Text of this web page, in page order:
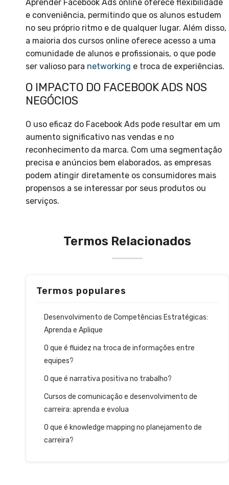
Aprender Facebook Ads online oferece flexibilidade
e conveniência, permitindo que os alunos estudem
no seu próprio ritmo e de qualquer lugar. Além disso,
a maioria dos cursos online oferece acesso a uma
comunidade de alunos e profissionais, o que pode
ser valioso para networking e troca de experiências.
O IMPACTO DO FACEBOOK ADS NOS
NEGÓCIOS
O uso eficaz do Facebook Ads pode resultar em um
aumento significativo nas vendas e no
reconhecimento da marca. Com uma segmentação
precisa e anúncios bem elaborados, as empresas
podem atingir diretamente os consumidores mais
propensos a se interessar por seus produtos ou
serviços.
Termos Relacionados
Termos populares
Desenvolvimento de Competências Estratégicas:
Aprenda e Aplique
O que é fluidez na troca de informações entre
equipes?
O que é narrativa positiva no trabalho?
Cursos de comunicação e desenvolvimento de
carreira: aprenda e evolua
O que é knowledge mapping no planejamento de
carreira?